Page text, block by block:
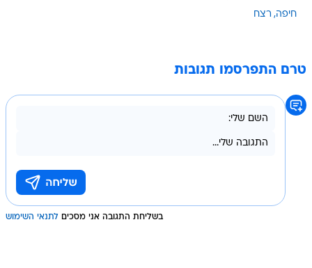
בשליחת התגובה אני מסכים לתנאי השימוש